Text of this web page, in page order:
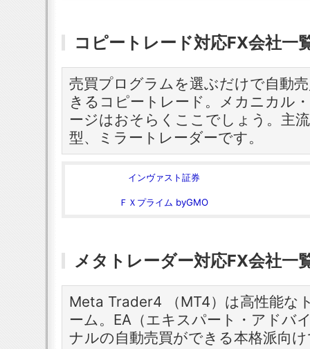
コピートレード対応FX会社一
売買プログラムを選ぶだけで自動
きるコピートレード。メカニカル
ージはおそらくここでしょう。主
型、ミラートレーダーです。
インヴァスト証券
ＦＸプライム byGMO
メタトレーダー対応FX会社一
Meta Trader4 （MT4）は高性能な
ーム。EA（エキスパート・アドバ
ナルの自動売買ができる本格派向